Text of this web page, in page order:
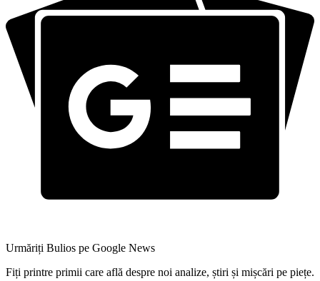
Urmăriți Bulios pe Google News
Fiți printre primii care află despre noi analize, știri și mișcări pe piețe.